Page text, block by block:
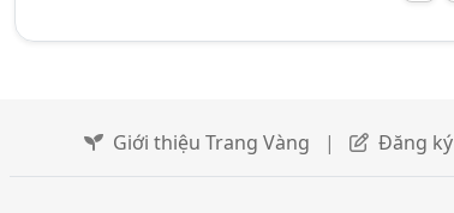
Giới thiệu Trang Vàng | Đăng